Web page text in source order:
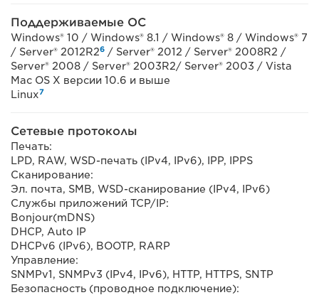
Поддерживаемые ОС
Windows® 10 / Windows® 8.1 / Windows® 8 / Windows® 7
/ Server® 2012R26 / Server® 2012 / Server® 2008R2 /
Server® 2008 / Server® 2003R2/ Server® 2003 / Vista
Mac OS X версии 10.6 и выше
Linux7
Сетевые протоколы
Печать:
LPD, RAW, WSD-печать (IPv4, IPv6), IPP, IPPS
Сканирование:
Эл. почта, SMB, WSD-сканирование (IPv4, IPv6)
Службы приложений TCP/IP:
Bonjour(mDNS)
DHCP, Auto IP
DHCPv6 (IPv6), BOOTP, RARP
Управление:
SNMPv1, SNMPv3 (IPv4, IPv6), HTTP, HTTPS, SNTP
Безопасность (проводное подключение):